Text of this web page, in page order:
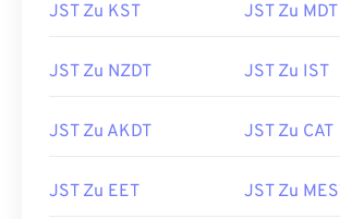
JST Zu KST JST Zu MDT
JST Zu NZDT JST Zu IST
JST Zu AKDT JST Zu CAT
JST Zu EET JST Zu